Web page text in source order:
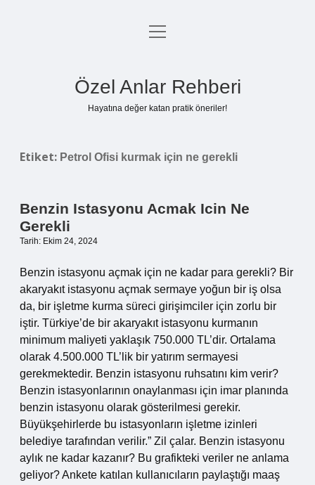
Anasayfa
menüyü
Özel Anlar Rehberi
Hayatına değer katan pratik öneriler!
Etiket: Petrol Ofisi kurmak için ne gerekli
Benzin Istasyonu Acmak Icin Ne
Gerekli
Tarih: Ekim 24, 2024
Benzin istasyonu açmak için ne kadar para gerekli? Bir
akaryakıt istasyonu açmak sermaye yoğun bir iş olsa
da, bir işletme kurma süreci girişimciler için zorlu bir
iştir. Türkiye’de bir akaryakıt istasyonu kurmanın
minimum maliyeti yaklaşık 750.000 TL’dir. Ortalama
olarak 4.500.000 TL’lik bir yatırım sermayesi
gerekmektedir. Benzin istasyonu ruhsatını kim verir?
Benzin istasyonlarının onaylanması için imar planında
benzin istasyonu olarak gösterilmesi gerekir.
Büyükşehirlerde bu istasyonların işletme izinleri
belediye tarafından verilir.” Zil çalar. Benzin istasyonu
aylık ne kadar kazanır? Bu grafikteki veriler ne anlama
geliyor? Ankete katılan kullanıcıların paylaştığı maaş